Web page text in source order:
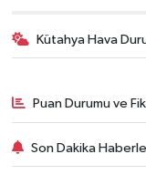
Kütahya Hava
Puan Durumu ve
Son Dakika